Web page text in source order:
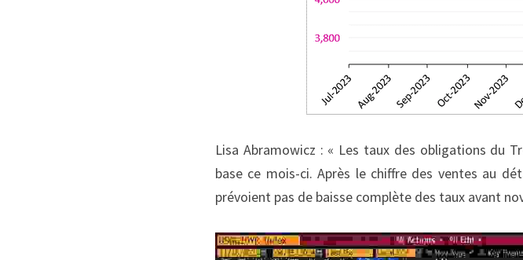
Lisa Abramowicz : « Les taux des obligations du
base ce mois-ci. Après le chiffre des ventes au
prévoient pas de baisse complète des taux avant